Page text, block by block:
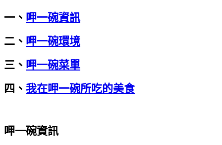
一、 呷一碗資訊
二、 呷一碗環境
三、 呷一碗菜單
四、 我在呷一碗所吃的美食
呷一碗資訊